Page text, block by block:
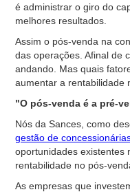
é administrar o giro do
melhores resultados.
Assim o pós-venda na
das operações. Afinal de
andando. Mas quais
aumentar a rentabilidade
"O pós-venda é a pré-
Nós da Sances, como
gestão de
oportunidades existentes
rentabilidade no pós-
As empresas que